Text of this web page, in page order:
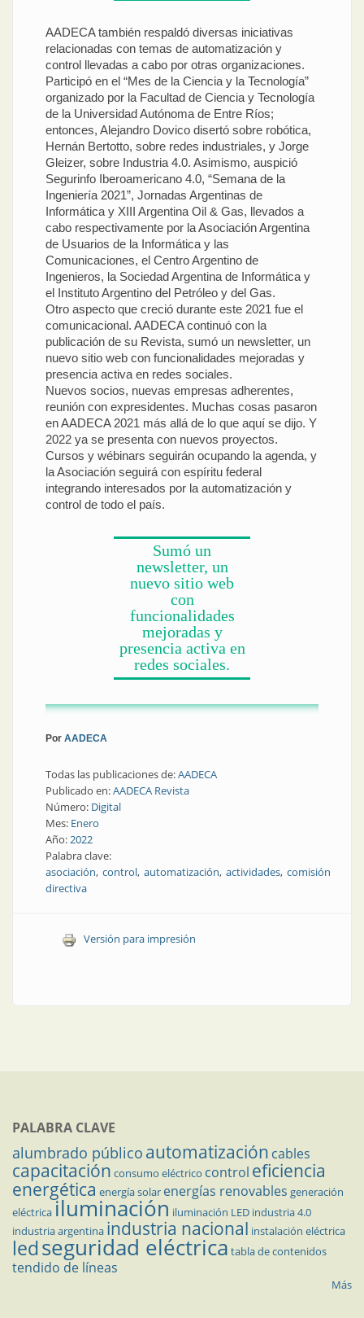
AADECA también respaldó diversas iniciativas
relacionadas con temas de automatización y
control llevadas a cabo por otras organizaciones.
Participó en el “Mes de la Ciencia y la Tecnología”
organizado por la Facultad de Ciencia y Tecnología
de la Universidad Autónoma de Entre Ríos;
entonces, Alejandro Dovico disertó sobre robótica,
Hernán Bertotto, sobre redes industriales, y Jorge
Gleizer, sobre Industria 4.0. Asimismo, auspició
Segurinfo Iberoamericano 4.0, “Semana de la
Ingeniería 2021”, Jornadas Argentinas de
Informática y XIII Argentina Oil & Gas, llevados a
cabo respectivamente por la Asociación Argentina
de Usuarios de la Informática y las
Comunicaciones, el Centro Argentino de
Ingenieros, la Sociedad Argentina de Informática y
el Instituto Argentino del Petróleo y del Gas.
Otro aspecto que creció durante este 2021 fue el
comunicacional. AADECA continuó con la
publicación de su Revista, sumó un newsletter, un
nuevo sitio web con funcionalidades mejoradas y
presencia activa en redes sociales.
Nuevos socios, nuevas empresas adherentes,
reunión con expresidentes. Muchas cosas pasaron
en AADECA 2021 más allá de lo que aquí se dijo. Y
2022 ya se presenta con nuevos proyectos.
Cursos y wébinars seguirán ocupando la agenda, y
la Asociación seguirá con espíritu federal
integrando interesados por la automatización y
control de todo el país.
Sumó un
newsletter, un
nuevo sitio web
con
funcionalidades
mejoradas y
presencia activa en
redes sociales.
Por AADECA
Todas las publicaciones de:AADECA
Publicado en:AADECA Revista
Número: Digital
Mes: Enero
Año:2022
Palabra clave:
asociación control automatización actividades comisión
directiva
Versión para impresión
PALABRA CLAVE
alumbrado público automatización cables
capacitación consumo eléctrico control eficiencia
energética energía solar energías renovables generación
eléctricailuminación iluminación LED industria 4.0
industria argentina industria nacional instalación eléctrica
ledseguridad eléctrica tabla de contenidos
tendido de líneas
Más